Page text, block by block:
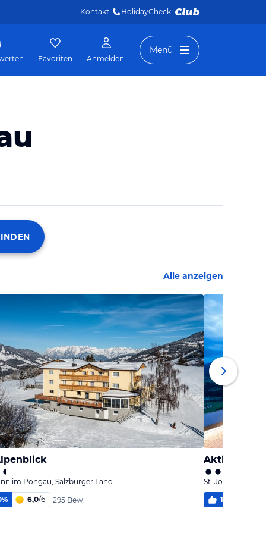
Kontakt HolidayCheck
Favoriten Anmelden
Menü
Alle anzeigen
im Pongau, Salzburger Land
% 6,0/6 295 Bew.
Aktivhotel
St. Johann im
100